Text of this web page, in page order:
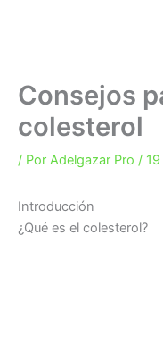
Consejos
colesterol
/ Por Adelgazar Pro /
Introducción
¿Qué es el colesterol?